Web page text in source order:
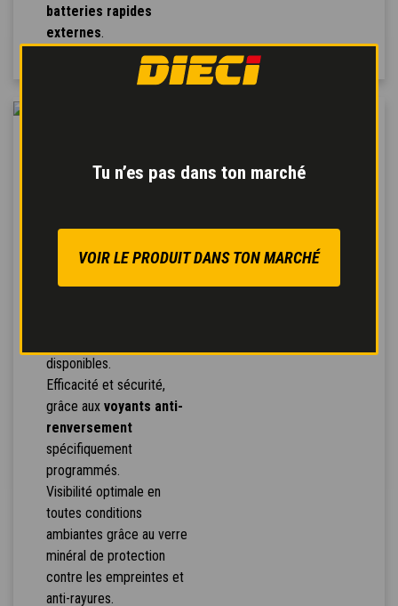
Tu n’es pas dans ton marché
VOIR LE PRODUIT DANS TON MARCHÉ
batteries rapides
externes.
profondeur semblables à
un 3D.
disponibles.
Efficacité et sécurité,
grâce aux voyants anti-
renversement
spécifiquement
programmés.
Visibilité optimale en
toutes conditions
ambiantes grâce au verre
minéral de protection
contre les empreintes et
anti-rayures.